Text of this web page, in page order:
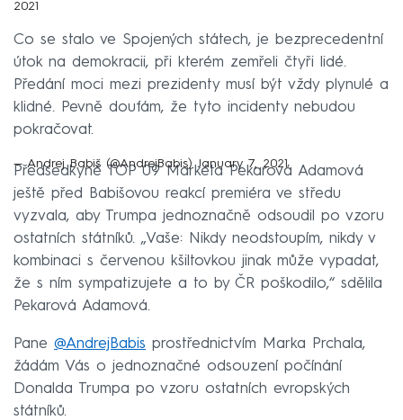
2021
Co se stalo ve Spojených státech, je bezprecedentní
útok na demokracii, při kterém zemřeli čtyři lidé.
Předání moci mezi prezidenty musí být vždy plynulé a
klidné. Pevně doufám, že tyto incidenty nebudou
pokračovat.
— Andrej Babiš (@AndrejBabis)January 7, 2021
Předsedkyně TOP 09 Markéta Pekarová Adamová
ještě před Babišovou reakcí premiéra ve středu
vyzvala, aby Trumpa jednoznačně odsoudil po vzoru
ostatních státníků. „Vaše: Nikdy neodstoupím, nikdy v
kombinaci s červenou kšiltovkou jinak může vypadat,
že s ním sympatizujete a to by ČR poškodilo,“ sdělila
Pekarová Adamová.
Pane @AndrejBabis prostřednictvím Marka Prchala,
žádám Vás o jednoznačné odsouzení počínání
Donalda Trumpa po vzoru ostatních evropských
státníků.